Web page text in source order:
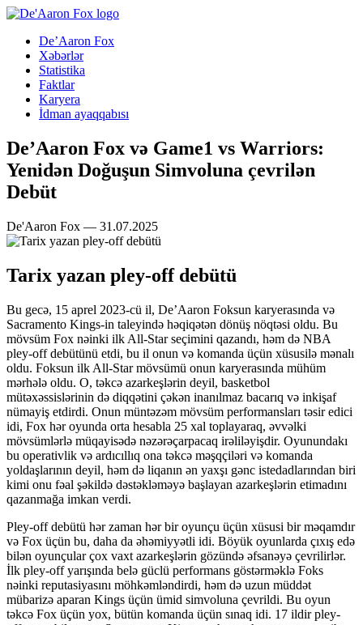
De’Aaron Fox
Xəbərlər
Statistika
Faktlar
Karyera
İdman ayaqqabısı
De’Aaron Fox və Game1 vs Warriors:
Yenidən Doğuşun Simvoluna çevrilən
Debüt
De'Aaron Fox — 31.07.2025
Tarix yazan pley-off debütü
Bu gecə, 15 aprel 2023-cü il, De’Aaron Foksun karyerasında və
Sacramento Kings-in taleyində həqiqətən dönüş nöqtəsi oldu. Bu
mövsüm Fox nəinki ilk All-Star seçimini qazandı, həm də NBA
pley-off debütünü etdi, bu il onun və komanda üçün xüsusilə mənalı
oldu. Foksun ilk All-Star mövsümü onun karyerasında mühüm
mərhələ oldu. O, təkcə azarkeşlərin deyil, basketbol
mütəxəssislərinin də diqqətini çəkən inanılmaz bacarıq və inkişaf
nümayiş etdirdi. Onun müntəzəm mövsüm performansları təsir edici
idi, Fox hər oyunda orta hesabla 25 xal toplayaraq, əvvəlki
mövsümlərlə müqayisədə nəzərəçarpacaq irəliləyişdir. Oyunundakı
bu operativlik və ardıcıllıq ona təkcə məşqçiləri və komanda
yoldaşlarının deyil, həm də liqanın ən yaxşı gənc istedadlarından biri
kimi onu fəal şəkildə dəstəkləməyə başlayan azarkeşlərin etimadını
qazanmağa imkan verdi.
Pley-off debütü hər zaman hər bir oyunçu üçün xüsusi bir məqamdır
və Fox üçün bu, daha da əhəmiyyətli idi. Böyük oyunlarda çıxış edə
bilən oyunçular çox vaxt azarkeşlərin gözündə əfsanəyə çevrilirlər.
İlk pley-off yarışında belə güclü performans göstərməklə Foks
nəinki reputasiyasını möhkəmləndirdi, həm də uzun müddət
mübarizə aparan Kings üçün ümid simvoluna çevrildi. Bu oyun
təkcə Fox üçün yox, bütün komanda üçün sınaq idi. 17 ildir pley-